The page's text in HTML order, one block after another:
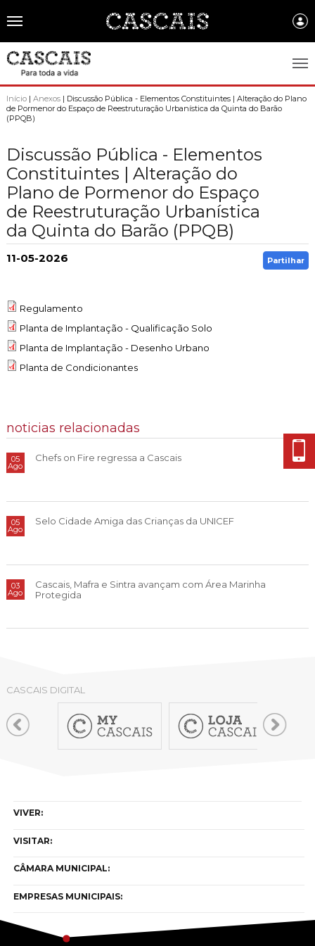
Português
CASCAIS.PT
CASCAIS
SOBRE CASCAIS:
História
Brasão de Cascais
GOVERNO LOCAL:
Assembleia Municipal
Câmara Municipal
Gestão administrativa e financeira
Transparência Municipal
Planeamento Estratégico
Reabilitação urbana
FREGUESIAS:
Alcabideche
Carcavelos e Parede
S. Domingos de Rana
EMPRESAS MUNICIPAIS:
Cascais Envolvente
Cascais Próxima
Economia & Inovação
Governação
Mobilidade
Sociedade & Educação
Jornal C
Agenda do executivo
VIVER
VISITAR
TEMPOS LIVRES
MOBILIDADE
SERVIÇOS
Início| Anexos| Discussão Pública - Elementos Constituintes | Alteração do Plano
de Pormenor do Espaço de Reestruturação Urbanística da Quinta do Barão
(PPQB)
Discussão Pública - Elementos
Constituintes | Alteração do
Plano de Pormenor do Espaço
de Reestruturação Urbanística
da Quinta do Barão (PPQB)
11-05-2026 Partilhar
Regulamento
Planta de Implantação - Qualificação Solo
Planta de Implantação - Desenho Urbano
Planta de Condicionantes
noticias relacionadas
05
Ago
Chefs on Fire regressa a Cascais
05
Ago
Selo Cidade Amiga das Crianças da UNICEF
03
Ago
Cascais, Mafra e Sintra avançam com Área Marinha
Protegida
CASCAIS DIGITAL
VIVER:
VISITAR:
CÂMARA MUNICIPAL:
EMPRESAS MUNICIPAIS: